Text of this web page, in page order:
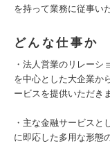
を持って業務に従事い
どんな仕事か
・法人営業のリレーシ
を中心とした大企業か
ービスを提供いただき
・主な金融サービスと
に即応した多用な形態